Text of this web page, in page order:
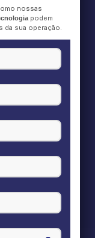
nossas
podem
da sua operação.